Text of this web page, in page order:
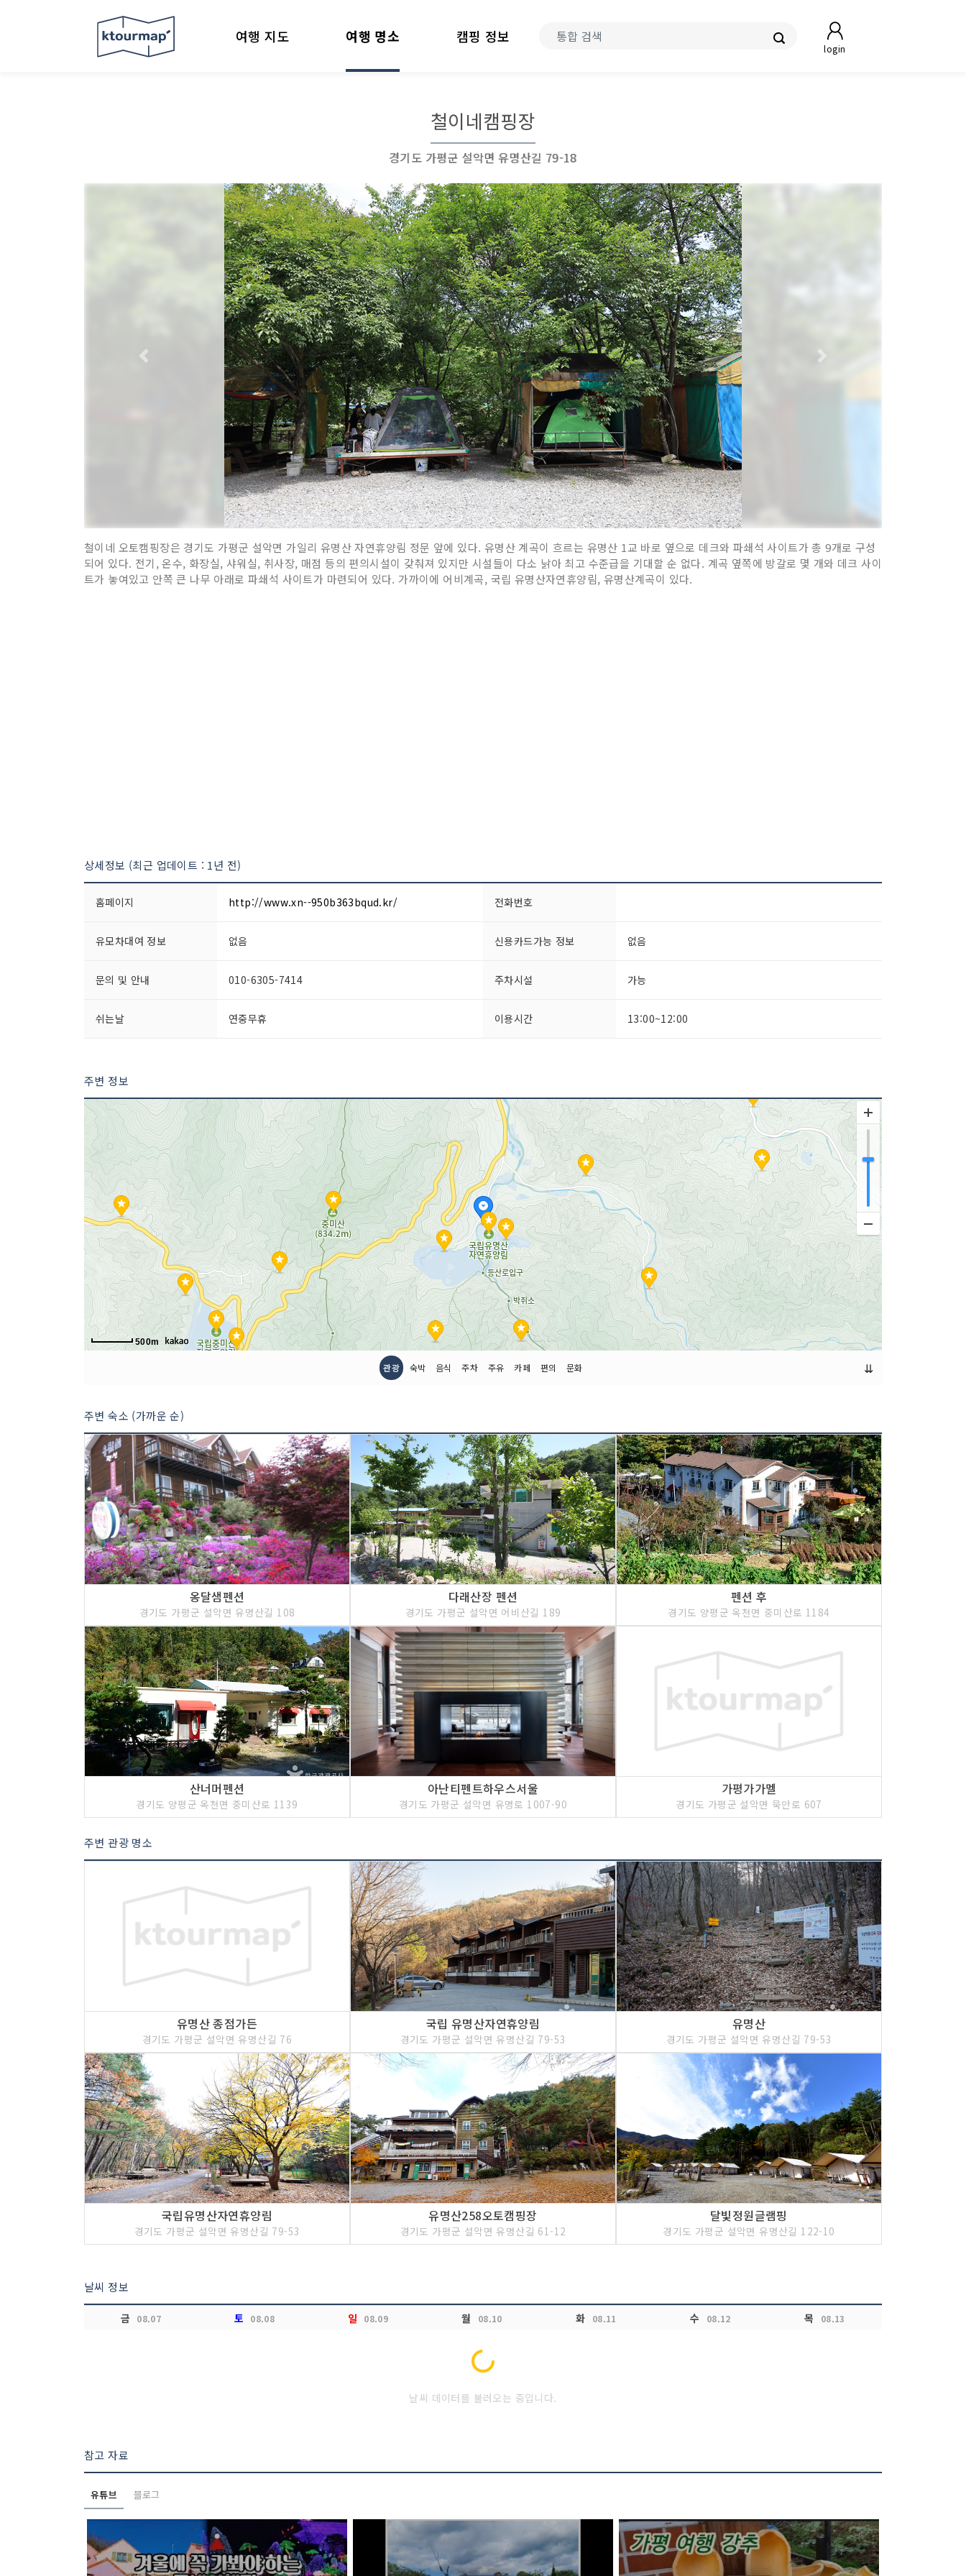
login
여행 지도 여행 명소 캠핑 정보
철이네캠핑장
경기도 가평군 설악면 유명산길 79-18
철이네 오토캠핑장은 경기도 가평군 설악면 가일리 유명산 자연휴양림 정문 앞에 있다. 유명산 계곡이 흐르는 유명산 1교 바로 옆으로 데크와 파쇄석 사이트가 총 9개로 구성
되어 있다. 전기, 온수, 화장실, 샤워실, 취사장, 매점 등의 편의시설이 갖춰져 있지만 시설들이 다소 낡아 최고 수준급을 기대할 순 없다. 계곡 옆쪽에 방갈로 몇 개와 데크 사이
트가 놓여있고 안쪽 큰 나무 아래로 파쇄석 사이트가 마련되어 있다. 가까이에 어비계곡, 국립 유명산자연휴양림, 유명산계곡이 있다.
상세정보 (최근 업데이트 : 1년 전)
홈페이지 http://www.xn--950b363bqud.kr/ 전화번호
유모차대여 정보 없음 신용카드가능 정보 없음
문의 및 안내 010-6305-7414 주차시설 가능
쉬는날 연중무휴 이용시간 13:00~12:00
주변 정보
500m
관광 숙박 음식 주차 주유 카페 편의 문화 ⇊
주변 숙소 (가까운 순)
옹달샘펜션
경기도 가평군 설악면 유명산길 108
다래산장 펜션
경기도 가평군 설악면 어비산길 189
펜션 후
경기도 양평군 옥천면 중미산로 1184
산너머펜션
경기도 양평군 옥천면 중미산로 1139
아난티펜트하우스서울
경기도 가평군 설악면 유명로 1007-90
가평가가멜
경기도 가평군 설악면 묵안로 607
주변 관광 명소
유명산 종점가든
경기도 가평군 설악면 유명산길 76
국립 유명산자연휴양림
경기도 가평군 설악면 유명산길 79-53
유명산
경기도 가평군 설악면 유명산길 79-53
국립유명산자연휴양림
경기도 가평군 설악면 유명산길 79-53
유명산258오토캠핑장
경기도 가평군 설악면 유명산길 61-12
달빛정원글램핑
경기도 가평군 설악면 유명산길 122-10
날씨 정보
금 08.07 토 08.08 일 08.09 월 08.10 화 08.11 수 08.12 목 08.13
Loading...
날씨 데이터를 불러오는 중입니다.
참고 자료
유튜브 블로그